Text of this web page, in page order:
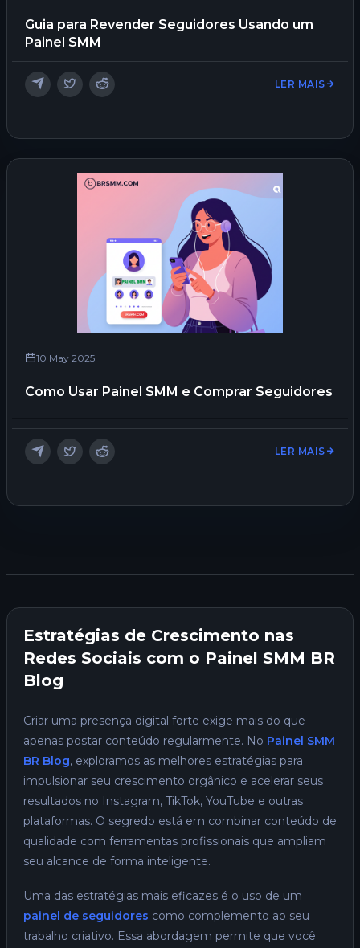
Guia para Revender Seguidores Usando um
Painel SMM
LER MAIS
10 May 2025
Como Usar Painel SMM e Comprar Seguidores
LER MAIS
Estratégias de Crescimento nas
Redes Sociais com o Painel SMM BR
Blog
Criar uma presença digital forte exige mais do que
apenas postar conteúdo regularmente. No Painel SMM
BR Blog, exploramos as melhores estratégias para
impulsionar seu crescimento orgânico e acelerar seus
resultados no Instagram, TikTok, YouTube e outras
plataformas. O segredo está em combinar conteúdo de
qualidade com ferramentas profissionais que ampliam
seu alcance de forma inteligente.
Uma das estratégias mais eficazes é o uso de um
painel de seguidores como complemento ao seu
trabalho criativo. Essa abordagem permite que você